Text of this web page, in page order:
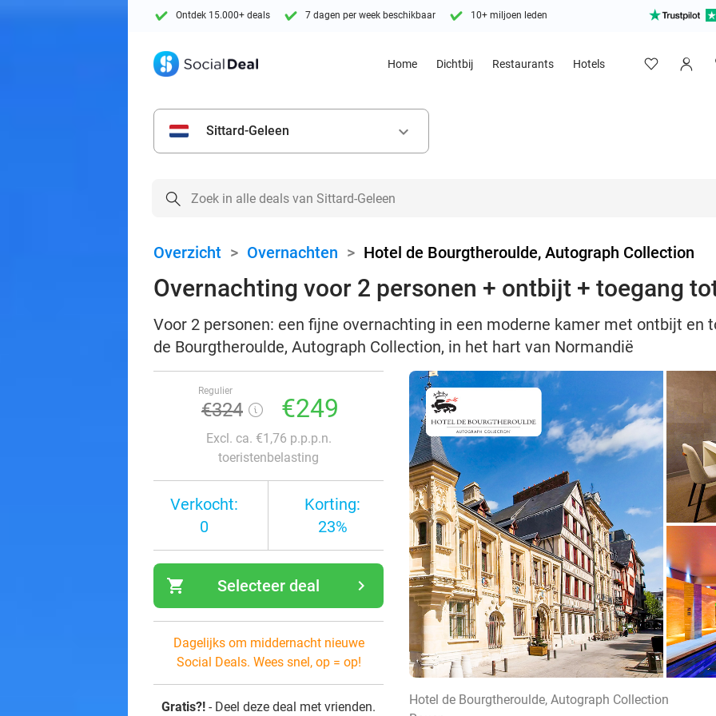
Ontdek 15.000+ deals 7 dagen per week beschikbaar 10+ miljoen leden
Home Dichtbij Restaurants Hotels
Sittard-Geleen keyboard_arrow_down
Overzicht > Overnachten > Hotel de Bourgtheroulde, Autograph Collection
Overnachting voor 2 personen + ontbijt + toegang
Voor 2 personen: een fijne overnachting in een moderne kamer met ontbijt en
de Bourgtheroulde, Autograph Collection, in het hart van Normandië
Regulier
€324 €249
Excl. ca. €1,76 p.p.p.n.
toeristenbelasting
Verkocht:
0
Korting:
23%
shopping_cart navigate_next
Selecteer deal
Dagelijks om middernacht nieuwe
Social Deals. Wees snel, op = op!
Gratis?! - Deel deze deal met vrienden.
Hotel de Bourgtheroulde, Autograph Collection